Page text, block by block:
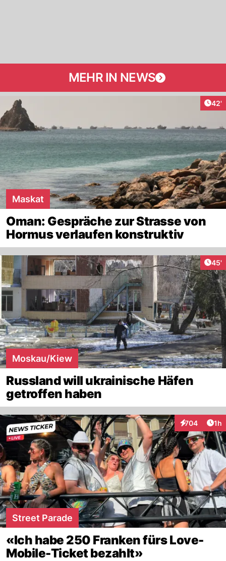
MEHR IN NEWS
42'
Maskat
Oman: Gespräche zur Strasse von
Hormus verlaufen konstruktiv
45'
Moskau/Kiew
Russland will ukrainische Häfen
getroffen haben
704
Interaktionen
1h
Street Parade
«Ich habe 250 Franken fürs Love-
Mobile-Ticket bezahlt»